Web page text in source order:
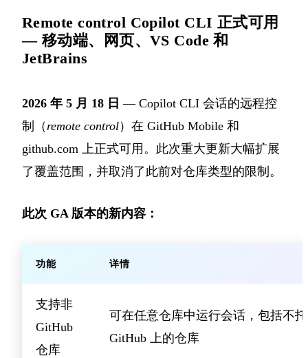
Remote control Copilot CLI 正式可用
— 移动端、网页、VS Code 和
JetBrains
2026 年 5 月 18 日 — Copilot CLI 会话的远程控
制（remote control）在 GitHub Mobile 和
github.com 上正式可用。此次重大更新大幅扩展
了覆盖范围，并取消了此前对仓库类型的限制。
此次 GA 版本的新内容：
功能 详情
支持非
GitHub
仓库
可在任意仓库中运行会话，包括不
GitHub 上的仓库